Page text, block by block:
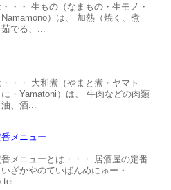
・・ 生もの（なまもの・生モノ・
）は、 加熱（焼く、煮
でる、...
・・ 大和煮（やまと煮・ヤマト
・Yamatoni）は、 牛肉などの肉類
、酒...
メニュー
メニューとは・・・ 居酒屋の定番
いざかやのていばんめにゅー・